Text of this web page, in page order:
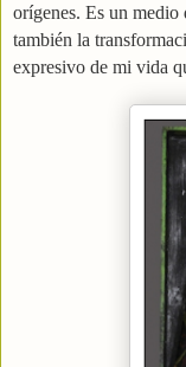
orígenes. Es un medio
también la
expresivo de mi vida